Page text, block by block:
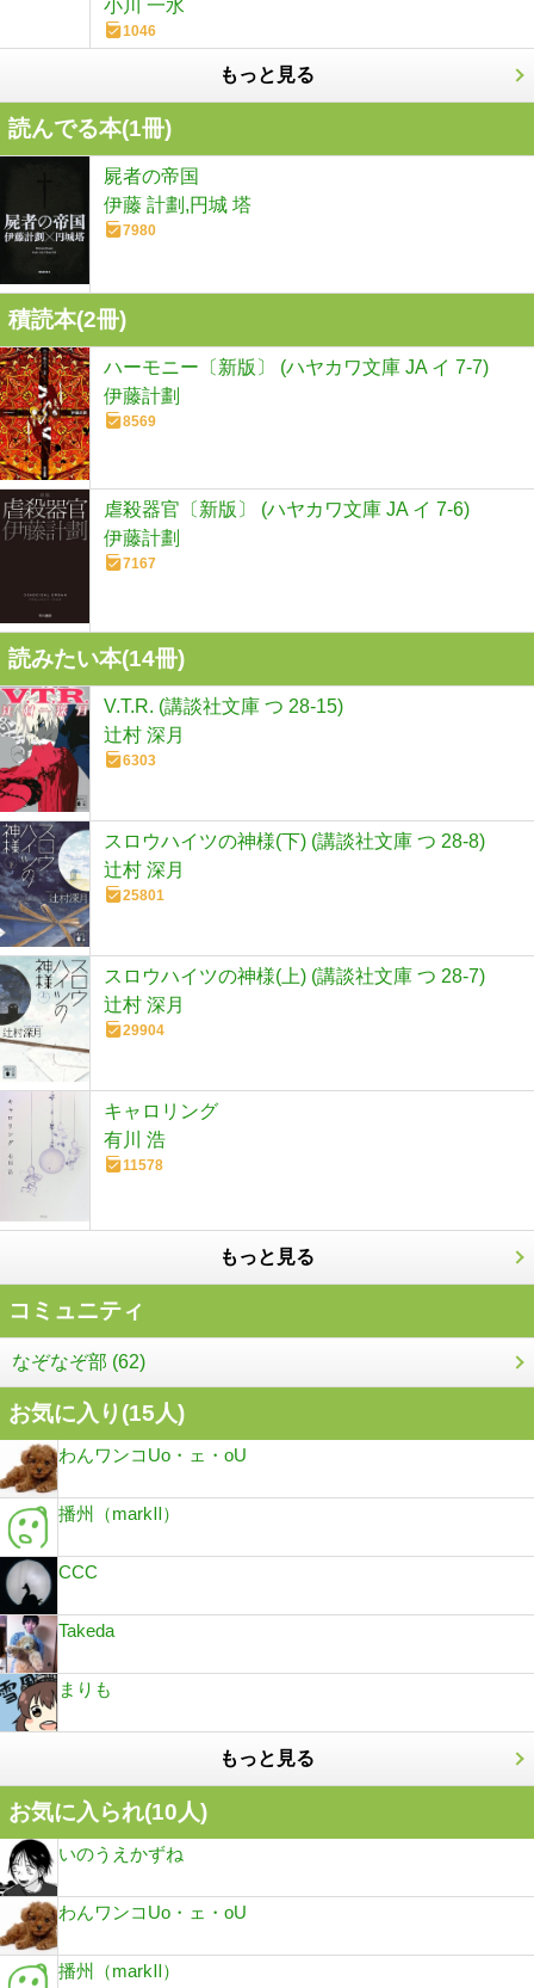
小川 一水
1046
もっと見る
読んでる本(1冊)
屍者の帝国
伊藤 計劃,円城 塔
7980
積読本(2冊)
ハーモニー〔新版〕 (ハヤカワ文庫 JA イ 7-7)
伊藤計劃
8569
虐殺器官〔新版〕 (ハヤカワ文庫 JA イ 7-6)
伊藤計劃
7167
読みたい本(14冊)
V.T.R. (講談社文庫 つ 28-15)
辻村 深月
6303
スロウハイツの神様(下) (講談社文庫 つ 28-8)
辻村 深月
25801
スロウハイツの神様(上) (講談社文庫 つ 28-7)
辻村 深月
29904
キャロリング
有川 浩
11578
もっと見る
コミュニティ
なぞなぞ部 (62)
お気に入り(15人)
わんワンコUo・ェ・oU
播州（markⅡ）
CCC
Takeda
まりも
もっと見る
お気に入られ(10人)
いのうえかずね
わんワンコUo・ェ・oU
播州（markⅡ）